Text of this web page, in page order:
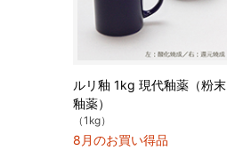
ルリ釉 1kg 現代釉薬（粉末
釉薬）
（1kg）
8月のお買い得品